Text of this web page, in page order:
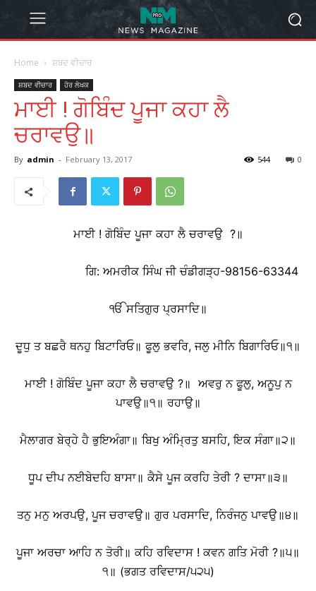
Home ਸ਼ਬਦ ਵੀਚਾਰ
ਸ਼ਬਦ ਵੀਚਾਰ ਹੋਰ ਲੇਖਕ
ਮਾਈ ! ਗੋਬਿੰਦ ਪੂਜਾ ਕਹਾ ਲੈ
ਚਰਾਵਉ॥
By admin - February 13, 2017 0
544
ਮਾਈ ! ਗੋਬਿੰਦ ਪੂਜਾ ਕਹਾ ਲੈ ਚਰਾਵਉ ?॥
ਗਿ: ਅਮਰੀਕ ਸਿੰਘ ਜੀ ਚੰਡੀਗੜ੍ਹ-98156-63344
ੴ ਸਤਿਗੁਰ ਪ੍ਰਸਾਦਿ॥
ਦੂਧੁ ਤ ਬਛਰੈ ਥਨਹੁ ਬਿਟਾਰਿਓ॥ ਫੂਲੁ ਭਵਰਿ, ਜਲੁ ਮੀਨਿ ਬਿਗਾਰਿਓ॥੧॥
ਮਾਈ ! ਗੋਬਿੰਦ ਪੂਜਾ ਕਹਾ ਲੈ ਚਰਾਵਉ ?॥ ਅਵਰੁ ਨ ਫੂਲੁ, ਅਨੂਪੁ ਨ
ਪਾਵਉ॥੧॥ ਰਹਾਉ॥
ਮੈਲਾਗਰ ਬੇਰ੍ਹੇ ਹੈ ਭੁਇਅੰਗਾ॥ ਬਿਖੁ ਅੰਮ੍ਰਿਤੁ ਬਸਹਿ, ਇਕ ਸੰਗਾ॥੨॥
ਧੂਪ ਦੀਪ ਨਈਬੇਦਹਿ ਬਾਸਾ॥ ਕੈਸੇ ਪੂਜ ਕਰਹਿ ਤੇਰੀ ? ਦਾਸਾ॥੩॥
ਤਨੁ ਮਨੁ ਅਰਪਉ, ਪੂਜ ਚਰਾਵਉ॥ ਗੁਰ ਪਰਸਾਦਿ, ਨਿਰੰਜਨੁ ਪਾਵਉ॥੪॥
ਪੂਜਾ ਅਰਚਾ ਆਹਿ ਨ ਤੋਰੀ॥ ਕਹਿ ਰਵਿਦਾਸ ! ਕਵਨ ਗਤਿ ਮੋਰੀ ?॥੫॥
੧॥ (ਭਗਤ ਰਵਿਦਾਸ/੫੨੫)